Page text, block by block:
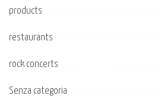
products
restaurants
rock concerts
Senza categoria